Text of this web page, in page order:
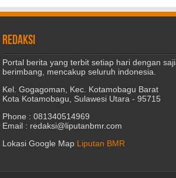
REDAKSI
Portal berita yang terbit setiap hari dengan
berimbang, mencakup seluruh indonesia.
Kel. Gogagoman, Kec. Kotamobagu Barat
Kota Kotamobagu, Sulawesi Utara - 95715
Phone : 081340514969
Email : redaksi@liputanbmr.com
Lokasi Google Map Liputan BMR